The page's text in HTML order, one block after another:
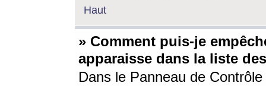
Haut
» Comment puis-je
apparaisse dans la liste
Dans le Panneau de